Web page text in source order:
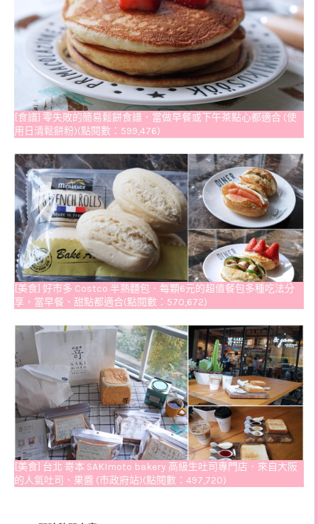
[食譜] 零失敗的簡易鬆餅食譜．當做早餐或下午茶點心都適合 (使
用日清鬆餅粉)(點閱數：599,476)
[美食] 好市多 Costco 半熟麵包．每顆6元的超值餐包多種吃法分
享，當早餐、甜點都適合(點閱數：570,672)
[美食] 台北 嵜本 SAKImoto bakery 高級生吐司專門店．來自大阪
的人氣吐司、果醬 (市政府站)(點閱數：497,720)